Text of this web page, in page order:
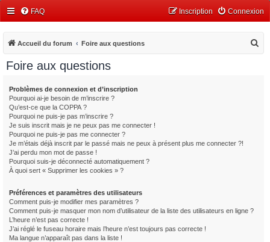
FAQ Connexion
Inscription
Accueil du forum Foire aux questions
Foire aux questions
Problèmes de connexion et d’inscription
Pourquoi ai-je besoin de m’inscrire ?
Qu’est-ce que la COPPA ?
Pourquoi ne puis-je pas m’inscrire ?
Je suis inscrit mais je ne peux pas me connecter !
Pourquoi ne puis-je pas me connecter ?
Je m’étais déjà inscrit par le passé mais ne peux à présent plus me connecter ?!
J’ai perdu mon mot de passe !
Pourquoi suis-je déconnecté automatiquement ?
À quoi sert « Supprimer les cookies » ?
Préférences et paramètres des utilisateurs
Comment puis-je modifier mes paramètres ?
Comment puis-je masquer mon nom d’utilisateur de la liste des utilisateurs en ligne ?
L’heure n’est pas correcte !
J’ai réglé le fuseau horaire mais l’heure n’est toujours pas correcte !
Ma langue n’apparaît pas dans la liste !